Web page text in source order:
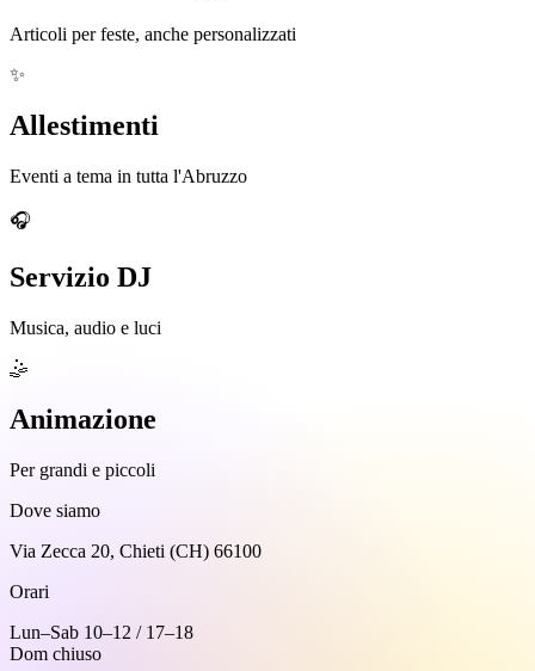
Articoli per feste, anche personalizzati
✨
Allestimenti
Eventi a tema in tutta l'Abruzzo
🎧
Servizio DJ
Musica, audio e luci
🤹
Animazione
Per grandi e piccoli
Dove siamo
Via Zecca 20, Chieti (CH) 66100
Orari
Lun–Sab 10–12 / 17–18
Dom chiuso